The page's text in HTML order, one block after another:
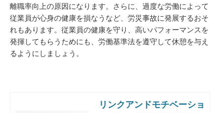
離職率向上の原因になります。さらに、過度な労働によって
従業員が心身の健康を損なうなど、労災事故に発展するおそ
れもあります。従業員の健康を守り、高いパフォーマンスを
発揮してもらうためにも、労働基準法を遵守して休憩を与え
るようにしましょう。
リンクアンドモチベーショ